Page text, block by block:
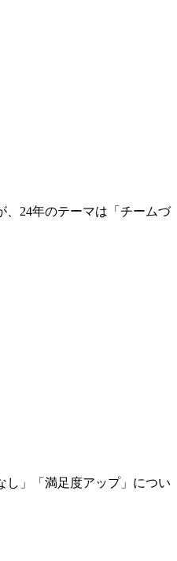
、24年のテーマは「チームづ
し」「満足度アップ」につい